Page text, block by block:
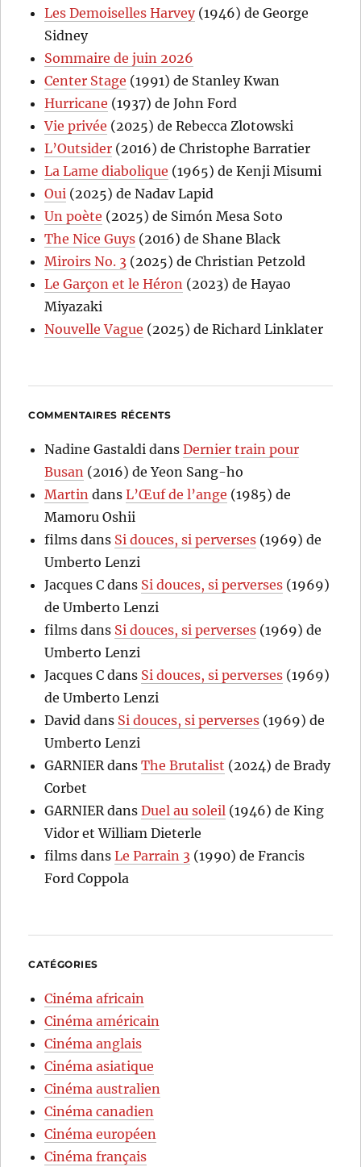
Les Demoiselles Harvey(1946) de George
Sidney
Sommaire de juin 2026
Center Stage (1991) de Stanley Kwan
Hurricane (1937) de John Ford
Vie privée (2025) de Rebecca Zlotowski
L’Outsider (2016) de Christophe Barratier
La Lame diabolique (1965) de Kenji Misumi
Oui (2025) de Nadav Lapid
Un poète (2025) de Simón Mesa Soto
The Nice Guys (2016) de Shane Black
Miroirs No. 3 (2025) de Christian Petzold
Le Garçon et le Héron (2023) de Hayao
Miyazaki
Nouvelle Vague (2025) de Richard Linklater
COMMENTAIRES RÉCENTS
Nadine Gastaldi dansDernier train pour
Busan (2016) de Yeon Sang-ho
Martin dansL’Œuf de l’ange (1985) de
Mamoru Oshii
films dans Si douces, si perverses (1969) de
Umberto Lenzi
Jacques C dans Si douces, si perverses (1969)
de Umberto Lenzi
films dans Si douces, si perverses (1969) de
Umberto Lenzi
Jacques C dans Si douces, si perverses (1969)
de Umberto Lenzi
David dans Si douces, si perverses (1969) de
Umberto Lenzi
GARNIERdansThe Brutalist (2024) de Brady
Corbet
GARNIERdansDuel au soleil (1946) de King
Vidor et William Dieterle
films dansLe Parrain 3 (1990) de Francis
Ford Coppola
CATÉGORIES
Cinéma africain
Cinéma américain
Cinéma anglais
Cinéma asiatique
Cinéma australien
Cinéma canadien
Cinéma européen
Cinéma français